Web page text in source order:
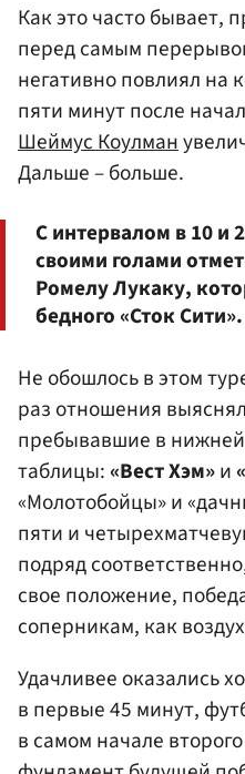
Как это часто бывает,
перед самым
негативно повлиял на
пяти минут после
Шеймус Коулман
Дальше – больше.
С интервалом в 10 и
своими голами
Ромелу Лукаку,
бедного «Сток Сити».
Не обошлось в этом
раз отношения
пребывавшие в
таблицы: «Вест Хэм»и
«Молотобойцы» и
пяти и
подряд
свое положение,
соперникам, как
Удачливее оказались
в первые 45 минут,
в самом начале